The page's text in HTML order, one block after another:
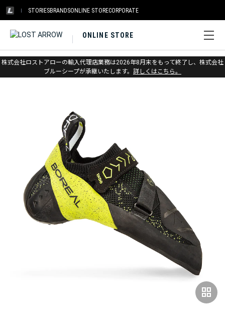
STORIESBRANDSONLINE STORECORPORATE
ONLINE STORE
株式会社ロストアローの輸入代理店業務は2026年8月末をもって終了し、株式会社
ブルーシープが承継いたします。 詳しくはこちら。
ホーム > ボリエール > クライミングシューズ
grid_view